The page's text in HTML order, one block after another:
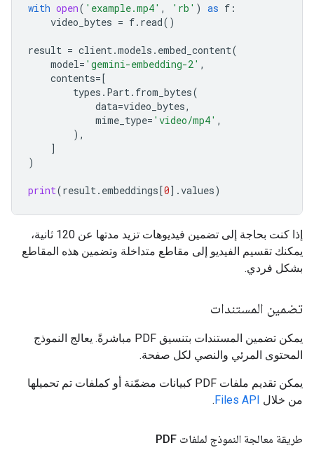
with open( 'example.mp4' , 'rb' ) as f :
video_bytes = f. read()
result = client.models . embed_content(
model= 'gemini-embedding-2' ,
contents=[
types . Part. from_bytes(
data=video_bytes,
mime_type= 'video/mp4' ,
),
]
)
print(result. embeddings[0] .values)
إذا كنت بحاجة إلى تضمين فيديوهات تزيد مدتها عن 120 ثانية،
يمكنك تقسيم الفيديو إلى مقاطع متداخلة وتضمين هذه المقاطع
بشكل فردي.
تضمين المستندات
يمكن تضمين المستندات بتنسيق PDF مباشرةً. يعالج النموذج
المحتوى المرئي والنصي لكل صفحة.
يمكن تقديم ملفات PDF كبيانات مضمّنة أو كملفات تم تحميلها
من خلال Files API
.
طريقة معالجة النموذج لملفات PDF